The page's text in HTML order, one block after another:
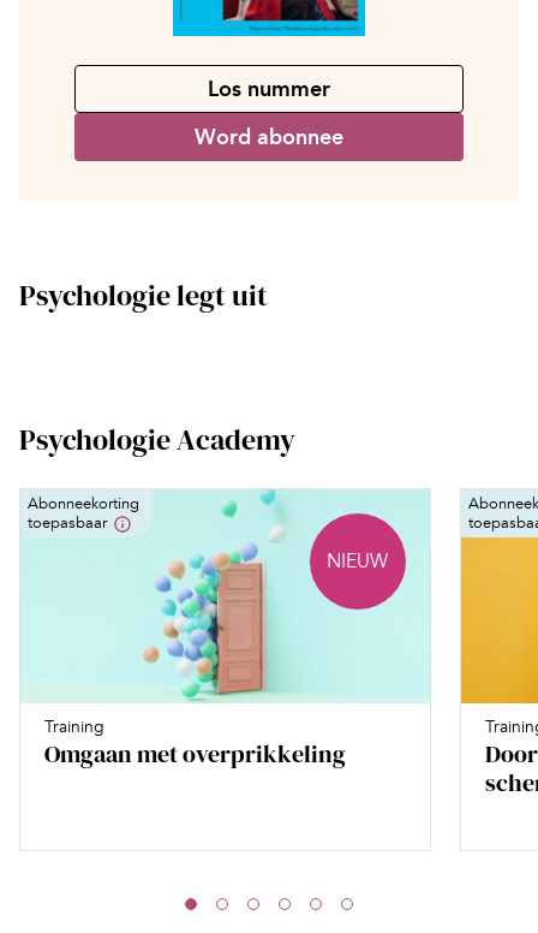
Los nummer
Word abonnee
Psychologie legt uit
Psychologie Academy
Abonneekorting
toepasbaar
NIEUW
Training
Omgaan met overprikkeling